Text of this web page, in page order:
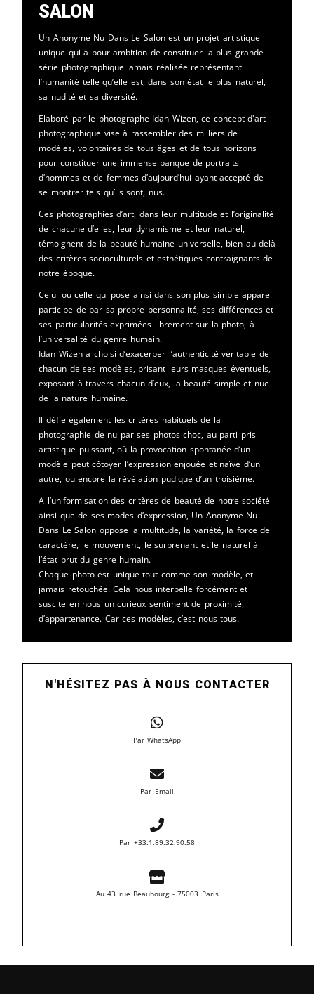
Salon
Un Anonyme Nu Dans Le Salon est un projet artistique
unique qui a pour ambition de constituer la plus grande
série photographique jamais réalisée représentant
l’humanité telle qu’elle est, dans son état le plus naturel,
sa nudité et sa diversité.
Elaboré par le photographe Idan Wizen, ce concept d'art
photographique vise à rassembler des milliers de
modèles, volontaires de tous âges et de tous horizons
pour constituer une immense banque de portraits
d’hommes et de femmes d’aujourd’hui ayant accepté de
se montrer tels qu’ils sont, nus.
Ces photographies d’art, dans leur multitude et l’originalité
de chacune d’elles, leur dynamisme et leur naturel,
témoignent de la beauté humaine universelle, bien au-delà
des critères socioculturels et esthétiques contraignants de
notre époque.
Celui ou celle qui pose ainsi dans son plus simple appareil
participe de par sa propre personnalité, ses différences et
ses particularités exprimées librement sur la photo, à
l’universalité du genre humain.
Idan Wizen a choisi d’exacerber l’authenticité véritable de
chacun de ses modèles, brisant leurs masques éventuels,
exposant à travers chacun d’eux, la beauté simple et nue
de la nature humaine.
Il défie également les critères habituels de la
photographie de nu par ses photos choc, au parti pris
artistique puissant, où la provocation spontanée d’un
modèle peut côtoyer l’expression enjouée et naïve d’un
autre, ou encore la révélation pudique d’un troisième.
A l’uniformisation des critères de beauté de notre société
ainsi que de ses modes d’expression, Un Anonyme Nu
Dans Le Salon oppose la multitude, la variété, la force de
caractère, le mouvement, le surprenant et le naturel à
l’état brut du genre humain.
Chaque photo est unique tout comme son modèle, et
jamais retouchée. Cela nous interpelle forcément et
suscite en nous un curieux sentiment de proximité,
d’appartenance. Car ces modèles, c’est nous tous.
N'HÉSITEZ PAS À NOUS CONTACTER
Par WhatsApp
Par Email
Par +33.1.89.32.90.58
Au 43 rue Beaubourg - 75003 Paris